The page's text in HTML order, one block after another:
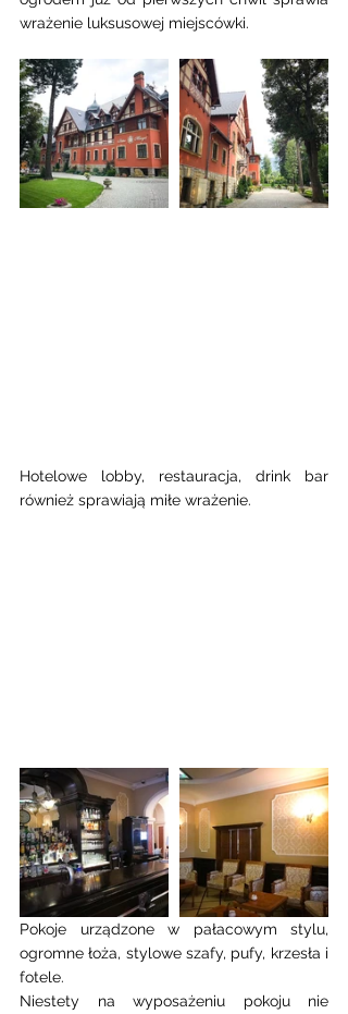
wrażenie luksusowej miejscówki.
Hotelowe lobby, restauracja, drink bar
również sprawiają miłe wrażenie.
Pokoje urządzone w pałacowym stylu,
ogromne łoża, stylowe szafy, pufy, krzesła i
fotele.
Niestety na wyposażeniu pokoju nie